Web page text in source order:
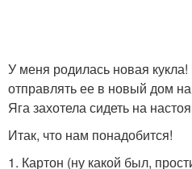
У меня родилась новая
отправлять ее в новый дом
Яга захотела сидеть на
Итак, что нам понадобится!
1. Картон (ну какой был,